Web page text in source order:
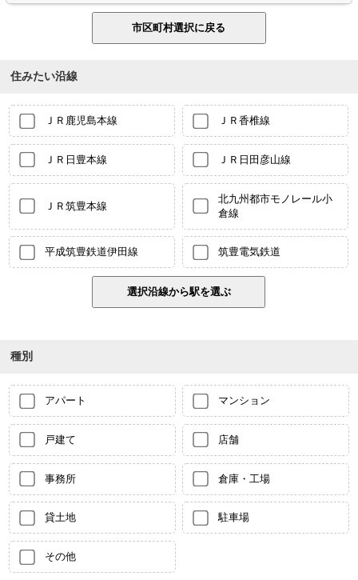
住みたい沿線
ＪＲ鹿児島本線 ＪＲ香椎線
ＪＲ日豊本線 ＪＲ日田彦山線
ＪＲ筑豊本線
北九州都市モノレール小
倉線
平成筑豊鉄道伊田線 筑豊電気鉄道
種別
アパート マンション
戸建て 店舗
事務所 倉庫・工場
貸土地 駐車場
その他